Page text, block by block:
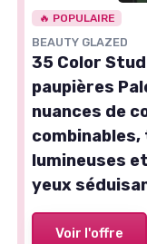
🔥 POPULAIRE
BEAUTY GLAZED
35 Color
paupières
nuances de
lumineuses
yeux
Voir l'offre